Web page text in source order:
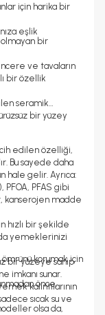
için harika bir
eşlik
bir
ve tavaların
bir özellik
seramik
bir yüzey
edilen özelliği,
Bu sayede daha
hale gelir. Ayrıca:
PFAS gibi
kanserojen madde
hızlı bir şekilde
da yemeklerinizi
bir yüzeye sahip
imkanı sunar.
kalıntılarının
sıcak su ve
korumak için
önce,
olsa da,